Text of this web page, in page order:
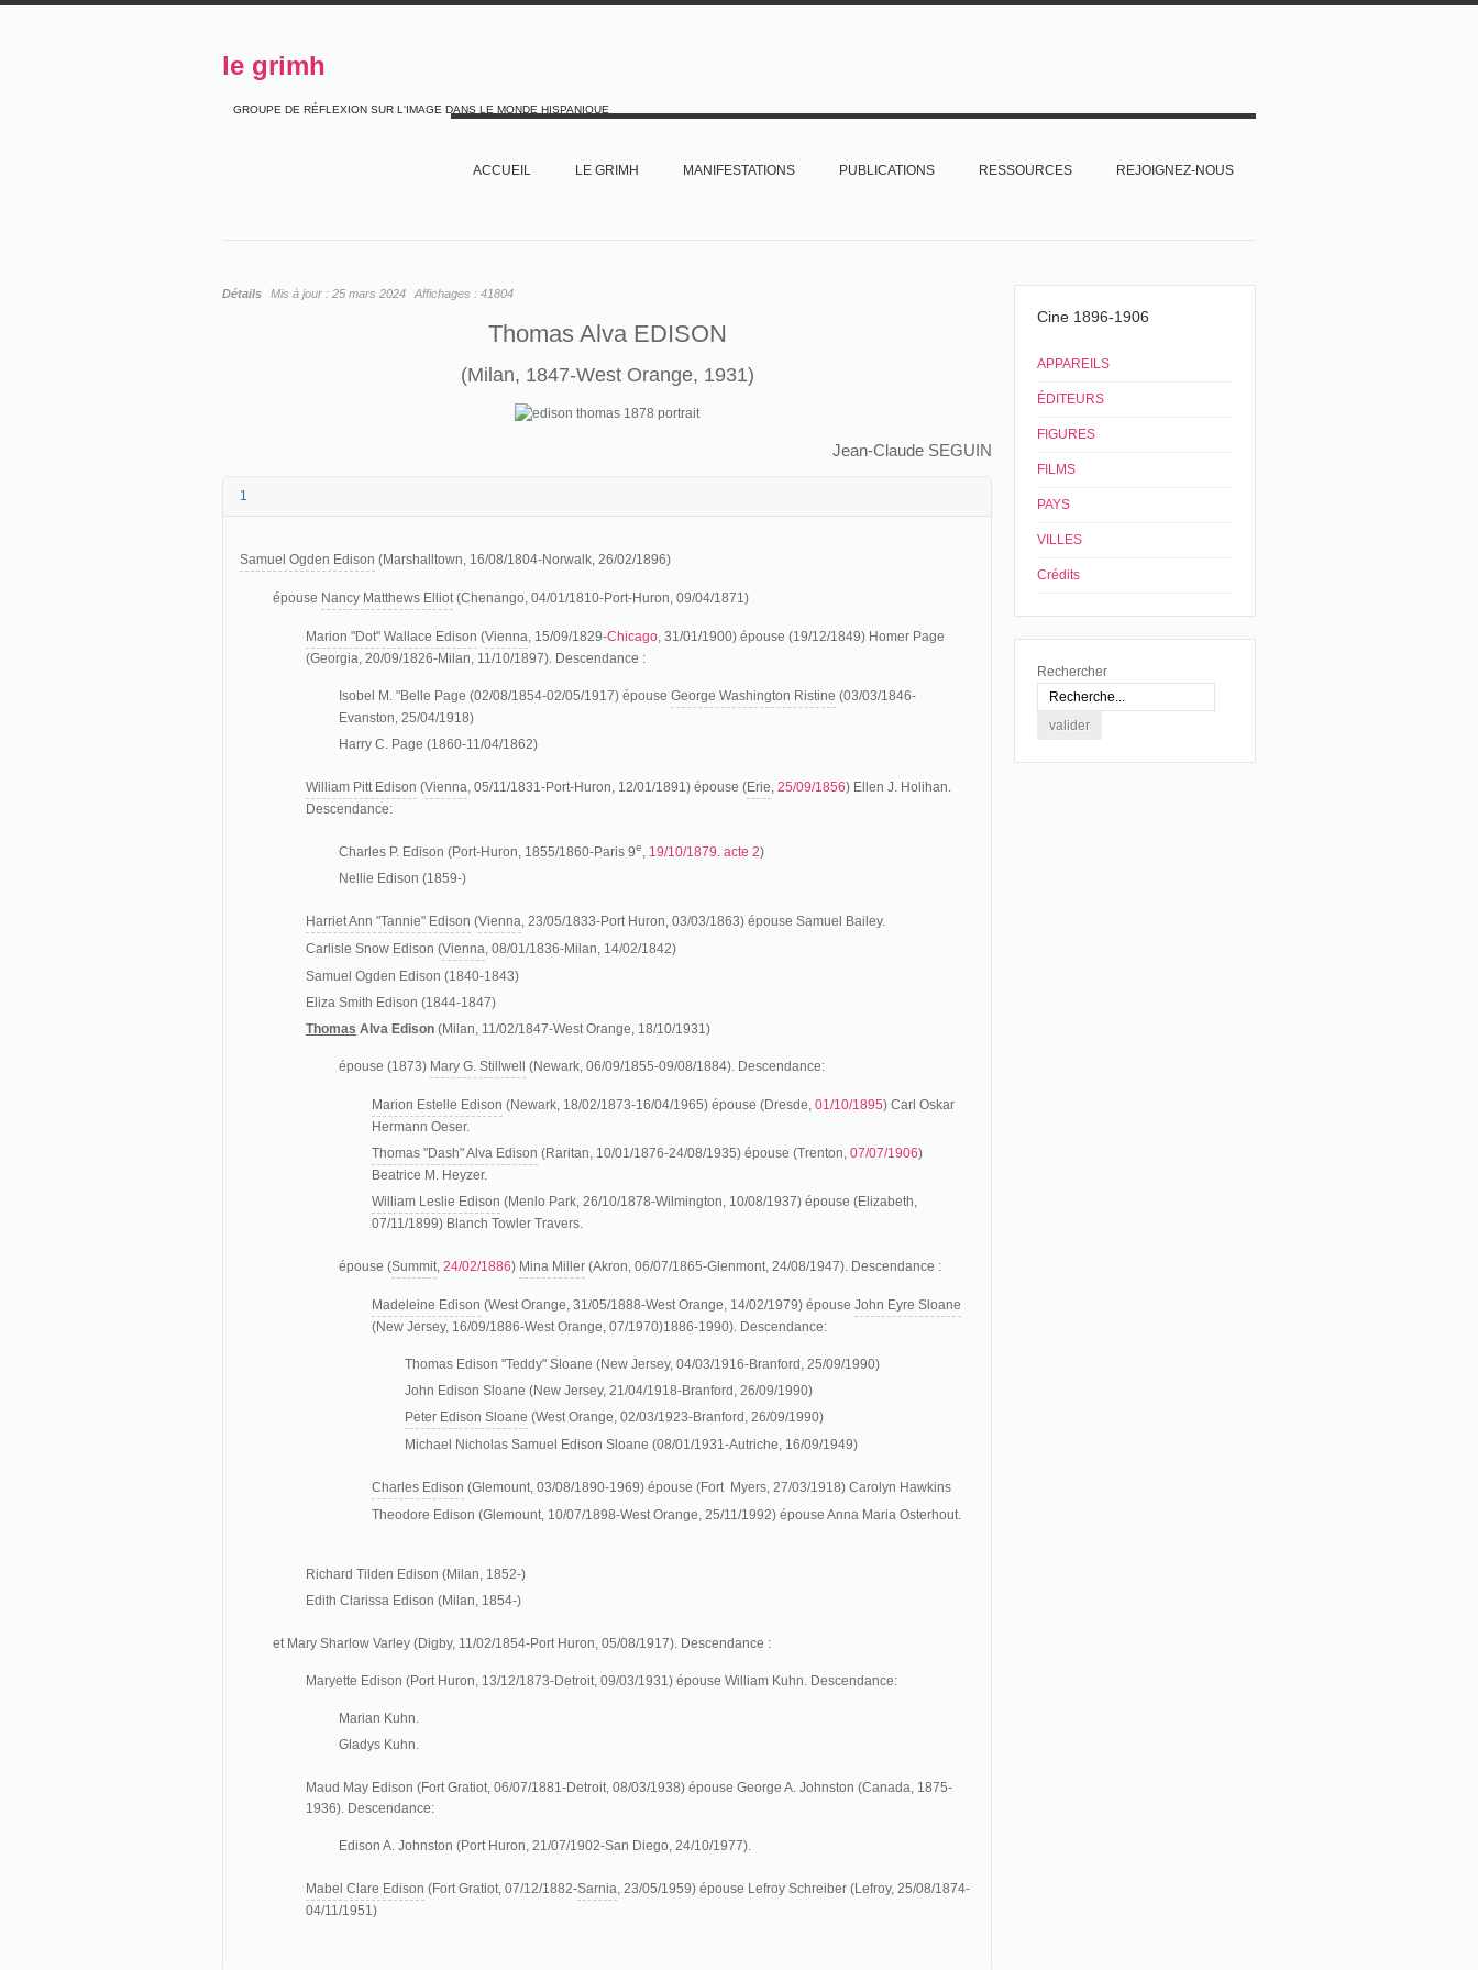
le grimh
GROUPE DE RÉFLEXION SUR L'IMAGE DANS LE MONDE HISPANIQUE
ACCUEIL LE GRIMH MANIFESTATIONS PUBLICATIONS RESSOURCES REJOIGNEZ-NOUS
Détails Mis à jour : 25 mars 2024 Affichages : 41804
Thomas Alva EDISON
(Milan, 1847-West Orange, 1931)
Jean-Claude SEGUIN
1
Samuel Ogden Edison (Marshalltown, 16/08/1804-Norwalk, 26/02/1896)
épouse Nancy Matthews Elliot(Chenango, 04/01/1810-Port-Huron, 09/04/1871)
Marion "Dot" Wallace Edison (Vienna, 15/09/1829-Chicago, 31/01/1900) épouse (19/12/1849) Homer Page
(Georgia, 20/09/1826-Milan, 11/10/1897). Descendance :
Isobel M. "Belle Page (02/08/1854-02/05/1917) épouse George Washington Ristine (03/03/1846-
Evanston, 25/04/1918)
Harry C. Page (1860-11/04/1862)
William Pitt Edison (Vienna, 05/11/1831-Port-Huron, 12/01/1891) épouse (Erie, 25/09/1856) Ellen J. Holihan.
Descendance:
Charles P. Edison (Port-Huron, 1855/1860-Paris 9e, 19/10/1879. acte 2)
Nellie Edison (1859-)
Harriet Ann "Tannie" Edison (Vienna, 23/05/1833-Port Huron, 03/03/1863) épouse Samuel Bailey.
Carlisle Snow Edison (Vienna, 08/01/1836-Milan, 14/02/1842)
Samuel Ogden Edison (1840-1843)
Eliza Smith Edison (1844-1847)
Thomas Alva Edison (Milan, 11/02/1847-West Orange, 18/10/1931)
épouse (1873) Mary G. Stillwell (Newark, 06/09/1855-09/08/1884). Descendance:
Marion Estelle Edison (Newark, 18/02/1873-16/04/1965) épouse (Dresde, 01/10/1895) Carl Oskar
Hermann Oeser.
Thomas "Dash" Alva Edison (Raritan, 10/01/1876-24/08/1935) épouse (Trenton, 07/07/1906)
Beatrice M. Heyzer.
William Leslie Edison (Menlo Park, 26/10/1878-Wilmington, 10/08/1937) épouse (Elizabeth,
07/11/1899) Blanch Towler Travers.
épouse (Summit, 24/02/1886) Mina Miller (Akron, 06/07/1865-Glenmont, 24/08/1947). Descendance :
Madeleine Edison (West Orange, 31/05/1888-West Orange, 14/02/1979) épouse John Eyre Sloane
(New Jersey, 16/09/1886-West Orange, 07/1970)1886-1990). Descendance:
Thomas Edison "Teddy" Sloane (New Jersey, 04/03/1916-Branford, 25/09/1990)
John Edison Sloane (New Jersey, 21/04/1918-Branford, 26/09/1990)
Peter Edison Sloane (West Orange, 02/03/1923-Branford, 26/09/1990)
Michael Nicholas Samuel Edison Sloane (08/01/1931-Autriche, 16/09/1949)
Charles Edison (Glemount, 03/08/1890-1969) épouse (Fort Myers, 27/03/1918) Carolyn Hawkins
Theodore Edison (Glemount, 10/07/1898-West Orange, 25/11/1992) épouse Anna Maria Osterhout.
Richard Tilden Edison (Milan, 1852-)
Edith Clarissa Edison (Milan, 1854-)
et Mary Sharlow Varley (Digby, 11/02/1854-Port Huron, 05/08/1917). Descendance :
Maryette Edison (Port Huron, 13/12/1873-Detroit, 09/03/1931) épouse William Kuhn. Descendance:
Marian Kuhn.
Gladys Kuhn.
Maud May Edison (Fort Gratiot, 06/07/1881-Detroit, 08/03/1938) épouse George A. Johnston (Canada, 1875-
1936). Descendance:
Edison A. Johnston (Port Huron, 21/07/1902-San Diego, 24/10/1977).
Mabel Clare Edison (Fort Gratiot, 07/12/1882-Sarnia, 23/05/1959) épouse Lefroy Schreiber (Lefroy, 25/08/1874-
04/11/1951)
Cine 1896-1906
APPAREILS
ÉDITEURS
FIGURES
FILMS
PAYS
VILLES
Crédits
Rechercher